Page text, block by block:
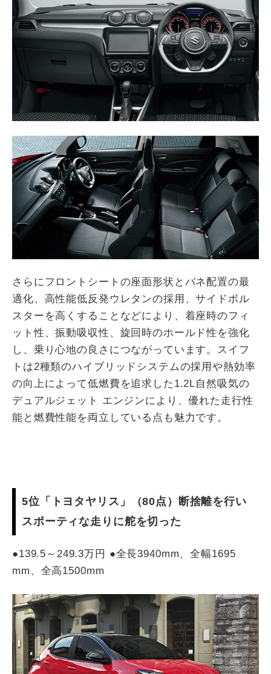
さらにフロントシートの座面形状とバネ配置の最
適化、高性能低反発ウレタンの採用、サイドボル
スターを高くすることなどにより、着座時のフィ
ット性、振動吸収性、旋回時のホールド性を強化
し、乗り心地の良さにつながっています。スイフ
トは2種類のハイブリッドシステムの採用や熱効率
の向上によって低燃費を追求した1.2L自然吸気の
デュアルジェット エンジンにより、優れた走行性
能と燃費性能を両立している点も魅力です。
5位「トヨタヤリス」（80点）断捨離を行い
スポーティな走りに舵を切った
●139.5～249.3万円 ●全長3940mm、全幅1695
mm、全高1500mm